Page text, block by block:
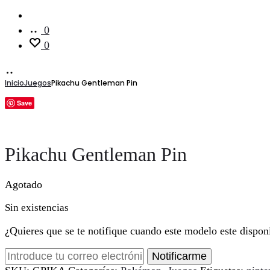
0
0
InicioJuegosPikachu Gentleman Pin
Save
Pikachu Gentleman Pin
Agotado
Sin existencias
¿Quieres que se te notifique cuando este modelo este
Notificarme